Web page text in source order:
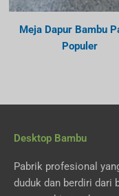
Meja Dapur Bambu
Populer
Desktop Bambu
Pabrik profesional
duduk dan berdiri dari